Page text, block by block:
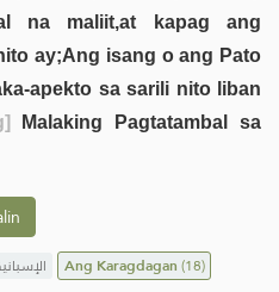
na maliit,at kapag ang
ay;Ang isang o ang Pato
apekto sa sarili nito liban
Malaking Pagtatambal sa
Ang Karagdagan(18)